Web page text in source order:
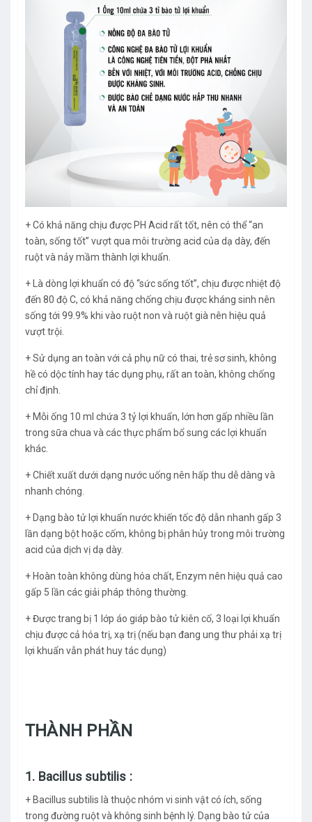
+ Có khả năng chịu được PH Acid rất tốt, nên có thể “an
toàn, sống tốt” vượt qua môi trường acid của dạ dày, đến
ruột và nảy mầm thành lợi khuẩn.
+ Là dòng lợi khuẩn có độ “sức sống tốt”, chịu được nhiệt độ
đến 80 độ C, có khả năng chống chịu được kháng sinh nên
sống tới 99.9% khi vào ruột non và ruột già nên hiệu quả
vượt trội.
+ Sử dụng an toàn với cả phụ nữ có thai, trẻ sơ sinh, không
hề có dộc tính hay tác dụng phụ, rất an toàn, không chống
chỉ định.
+ Mỗi ống 10 ml chứa 3 tỷ lợi khuẩn, lớn hơn gấp nhiều lần
trong sữa chua và các thực phẩm bổ sung các lợi khuẩn
khác.
+ Chiết xuất dưới dạng nước uống nên hấp thu dễ dàng và
nhanh chóng.
+ Dạng bào tử lợi khuẩn nước khiến tốc độ dẫn nhanh gấp 3
lần dạng bột hoặc cốm, không bị phân hủy trong môi trường
acid của dịch vị dạ dày.
+ Hoàn toàn không dùng hóa chất, Enzym nên hiệu quả cao
gấp 5 lần các giải pháp thông thường.
+ Được trang bị 1 lớp áo giáp bào tử kiên cố, 3 loại lợi khuẩn
chịu được cả hóa trị, xạ trị (nếu bạn đang ung thư phải xạ trị
lợi khuẩn vẫn phát huy tác dụng)
THÀNH PHẦN
1. Bacillus subtilis :
+ Bacillus subtilis là thuộc nhóm vi sinh vật có ích, sống
trong đường ruột và không sinh bệnh lý. Dạng bào tử của